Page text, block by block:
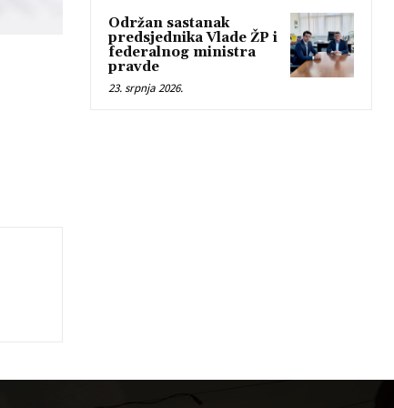
Održan sastanak
predsjednika Vlade ŽP i
federalnog ministra
pravde
23. srpnja 2026.